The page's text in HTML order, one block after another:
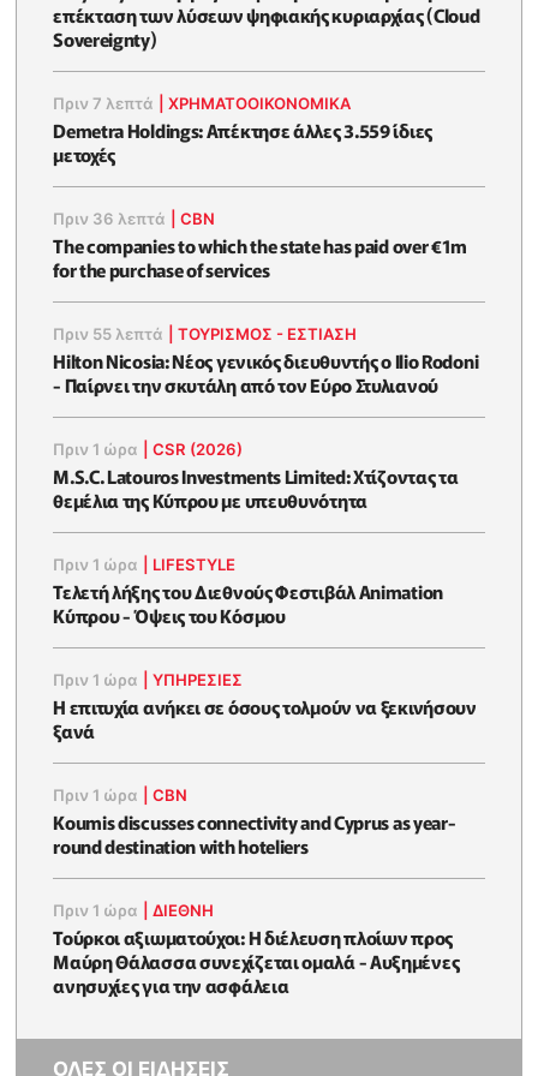
επέκταση των λύσεων ψηφιακής κυριαρχίας (Cloud
Sovereignty)
Πριν 7 λεπτά |ΧΡΗΜΑΤΟΟΙΚΟΝΟΜΙΚΆ
Demetra Holdings: Απέκτησε άλλες 3.559 ίδιες
μετοχές
Πριν 36 λεπτά |CBN
The companies to which the state has paid over €1m
for the purchase of services
Πριν 55 λεπτά |ΤΟΥΡΙΣΜΟΣ - ΕΣΤΙΑΣΗ
Hilton Nicosia: Νέος γενικός διευθυντής ο Ilio Rodoni
- Παίρνει την σκυτάλη από τον Εύρο Στυλιανού
Πριν 1 ώρα |CSR (2026)
M.S.C. Latouros Investments Limited: Χτίζοντας τα
θεμέλια της Κύπρου με υπευθυνότητα
Πριν 1 ώρα LIFESTYLE
Τελετή λήξης του Διεθνούς Φεστιβάλ Animation
Κύπρου - Όψεις του Κόσμου
Πριν 1 ώρα |ΥΠΗΡΕΣΙΕΣ
Η επιτυχία ανήκει σε όσους τολμούν να ξεκινήσουν
ξανά
Πριν 1 ώρα |CBN
Koumis discusses connectivity and Cyprus as year-
round destination with hoteliers
Πριν 1 ώρα |ΔΙΕΘΝΗ
Τούρκοι αξιωματούχοι: Η διέλευση πλοίων προς
Μαύρη Θάλασσα συνεχίζεται ομαλά - Αυξημένες
ανησυχίες για την ασφάλεια
ΟΛΕΣ ΟΙ ΕΙΔΗΣΕΙΣ